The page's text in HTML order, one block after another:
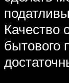
Качество
бытового